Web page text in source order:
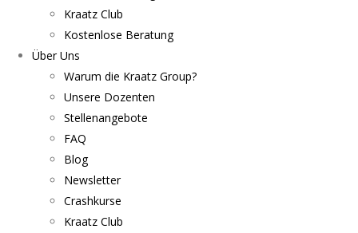
Kraatz Club
Kostenlose Beratung
Über Uns
Warum die Kraatz Group?
Unsere Dozenten
Stellenangebote
FAQ
Blog
Newsletter
Crashkurse
Kraatz Club